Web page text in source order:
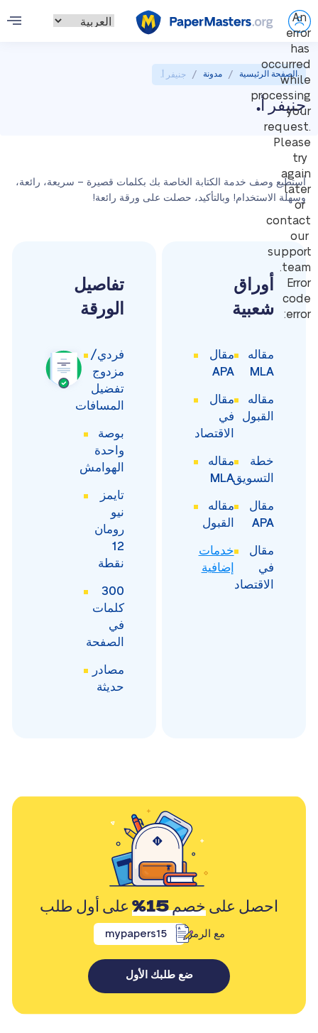
An
error
has
occurred
while
processing
your
request.
Please
try
again
later
or
contact
our
support
team.
Error
code
error:
الصفحة الرئيسية / مدونة / جنيفر أ.
جنيفر أ.
أستطيع وصف خدمة الكتابة الخاصة بك بكلمات قصيرة – سريعة، رائعة،
وسهلة الاستخدام! وبالتأكيد، حصلت على ورقة رائعة!
أوراق
شعبية
مقاله
MLA
مقال
APA
مقاله
القبول
مقال
في
الاقتصاد
خطة
التسويق
مقاله
MLA
مقال
APA
مقاله
القبول
مقال
في
الاقتصاد
خدمات
إضافية
تفاصيل
الورقة
فردي/
مزدوج
تفضيل
المسافات
بوصة
واحدة
الهوامش
تايمز
نيو
رومان
12
نقطة
300
كلمات
في
الصفحة
مصادر
حديثة
احصل علىخصم 15% على أول طلب
مع الرمز mypapers15
ضع طلبك الأول